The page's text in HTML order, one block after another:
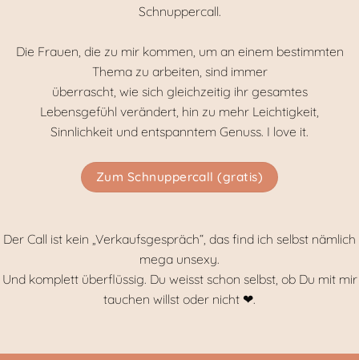
Schnuppercall.
Die Frauen, die zu mir kommen, um an einem bestimmten
Thema zu arbeiten, sind immer
überrascht, wie sich gleichzeitig ihr gesamtes
Lebensgefühl verändert, hin zu mehr Leichtigkeit,
Sinnlichkeit und entspanntem Genuss. I love it.
Zum Schnuppercall (gratis)
Der Call ist kein „Verkaufsgespräch“, das find ich selbst nämlich
mega unsexy.
Und komplett überflüssig. Du weisst schon selbst, ob Du mit mir
tauchen willst oder nicht ❤.